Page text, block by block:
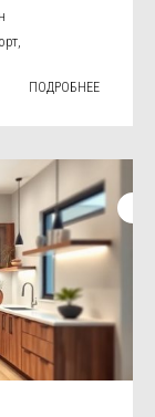
ПОДРОБНЕЕ